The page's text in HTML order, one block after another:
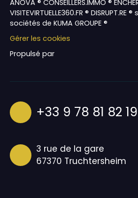
ANOVA ® CONSEILLERS.IMMO ®
VISITEVIRTUELLE360.FR ®
sociétés de KUMA GROUPE ®
Gérer les cookies
Propulsé par
+33 9 78 81 82 19
3 rue de la gare
67370 Truchtersheim